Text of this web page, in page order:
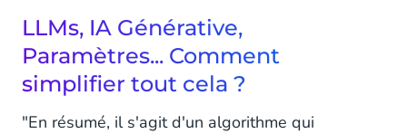
LLMs, IA Générative,
Paramètres... Comment
simplifier tout cela ?
"En résumé, il s'agit d'un algorithme qui